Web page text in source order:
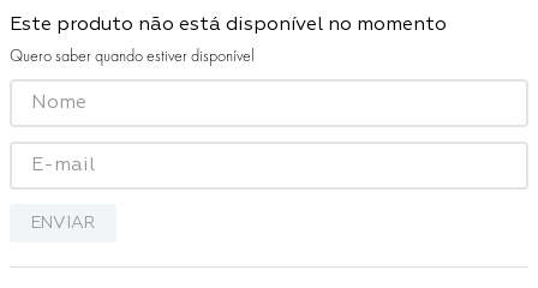
Este produto não está disponível no momento
Quero saber quando estiver disponível
ENVIAR